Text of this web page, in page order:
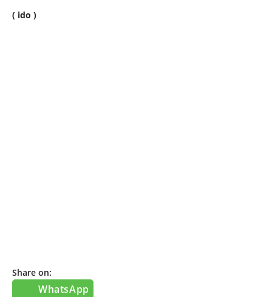
( ido )
Share on:
WhatsApp